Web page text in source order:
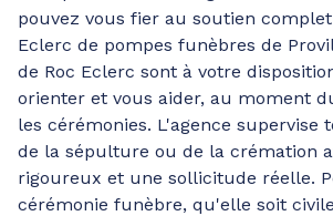
pouvez vous fier au soutien
Eclerc de pompes funèbres de
de Roc Eclerc sont à votre
orienter et vous aider, au moment
les cérémonies. L'agence supervise
de la sépulture ou de la crémation
rigoureux et une sollicitude réelle.
cérémonie funèbre, qu'elle soit